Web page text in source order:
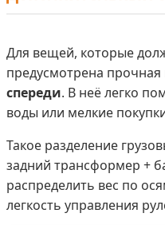
Для вещей, которые
предусмотрена прочная
спереди. В неё легко
воды или мелкие
Такое разделение
задний трансформер +
распределить вес по
легкость управления